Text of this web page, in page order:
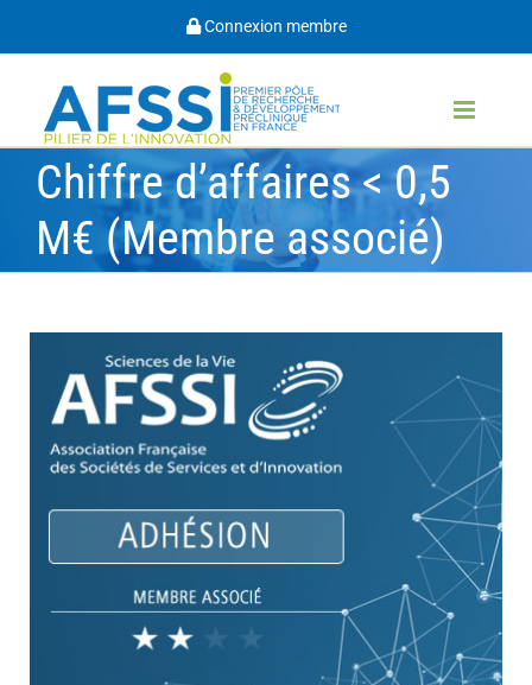
contenu
Connexion membre
Chiffre d’affaires < 0,5
M€ (Membre associé)